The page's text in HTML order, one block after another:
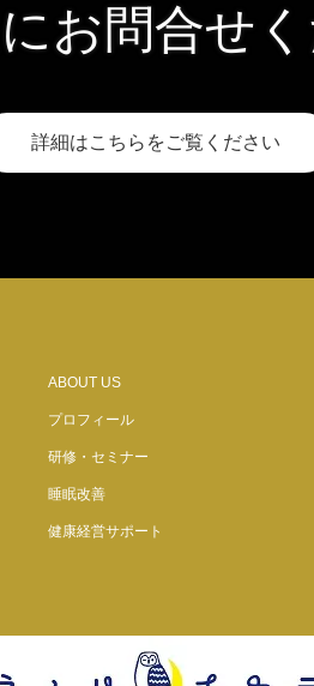
お問合せ
詳細はこちらをご覧ください
ABOUT US
プロフィール
研修・セミナー
睡眠改善
健康経営サポート